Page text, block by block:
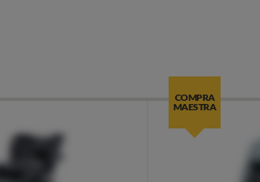
COMPRA
MAESTRA